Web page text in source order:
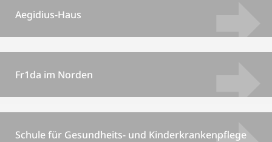
Aegidius-Haus
Fr1da im Norden
Schule für Gesundheits- und Kinderkrankenpflege